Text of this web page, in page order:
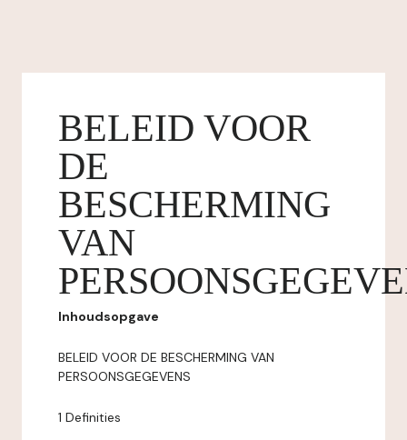
BELEID VOOR
DE
BESCHERMING
VAN
Inhoudsopgave
BELEID VOOR DE BESCHERMING VAN
PERSOONSGEGEVENS
1 Definities